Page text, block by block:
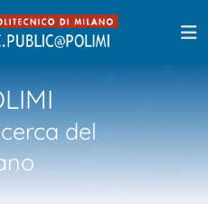
del